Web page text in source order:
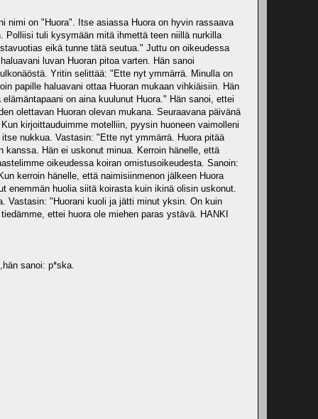
nimi on "Huora". Itse asiassa Huora on hyvin rassaava
Polliisi tuli kysymään mitä ihmettä teen niillä nurkilla
eikä tunne tätä seutua." Juttu on oikeudessa
luvan Huoran pitoa varten. Hän sanoi
Yritin selittää: "Ette nyt ymmärrä. Minulla on
papille haluavani ottaa Huoran mukaan vihkiäisiin. Hän
on aina kuulunut Huora." Hän sanoi, ettei
olettavan Huoran olevan mukana. Seuraavana päivänä
kirjoittauduimme motelliin, pyysin huoneen vaimolleni
nukkua. Vastasin: "Ette nyt ymmärrä. Huora pitää
Hän ei uskonut minua. Kerroin hänelle, että
oikeudessa koiran omistusoikeudesta. Sanoin:
kerroin hänelle, että naimisiinmenon jälkeen Huora
enemmän huolia siitä koirasta kuin ikinä olisin uskonut.
Vastasin: "Huorani kuoli ja jätti minut yksin. On kuin
ettei huora ole miehen paras ystävä. HANKI
sanoi: p*ska.